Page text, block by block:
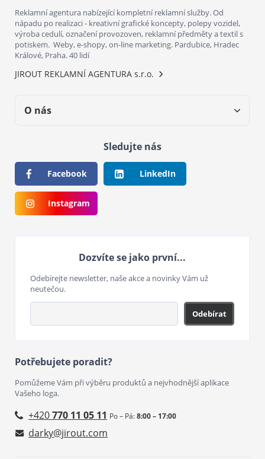
Reklamní agentura nabízející kompletní reklamní služby. Od
nápadu po realizaci - kreativní grafické koncepty, polepy vozidel,
výroba cedulí, označení provozoven, reklamní předměty a textil s
potiskem. Weby, e-shopy, on-line marketing. Pardubice, Hradec
Králové, Praha. 40 lidí
JIROUT REKLAMNÍ AGENTURA s.r.o.
O nás
Sledujte nás
Facebook LinkedIn
Instagram
Dozvíte se jako první...
Odebírejte newsletter, naše akce a novinky Vám už
neutečou.
Odebírat
Potřebujete poradit?
Pomůžeme Vám při výběru produktů a nejvhodnější aplikace
Vašeho loga.
+420770 11 05 11 Po – Pá:8:00 – 17:00
darky@jirout.com